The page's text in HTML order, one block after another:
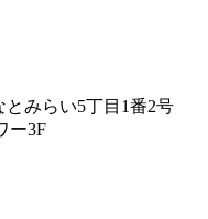
とみらい5丁目1番2号
ー3F